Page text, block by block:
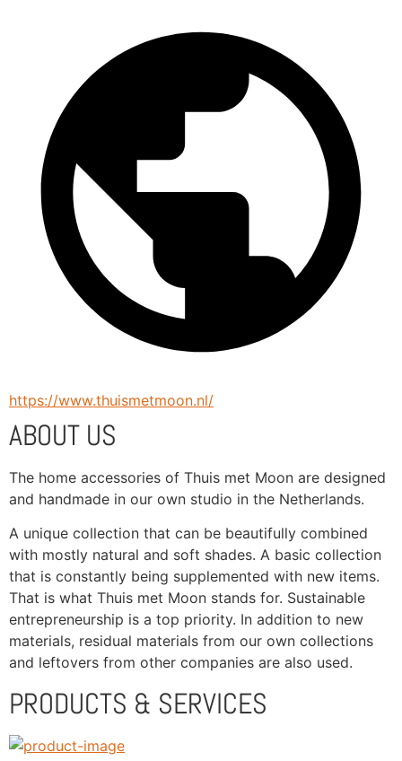
https://www.thuismetmoon.nl/
ABOUT US
The home accessories of Thuis met Moon are designed
and handmade in our own studio in the Netherlands.
A unique collection that can be beautifully combined
with mostly natural and soft shades. A basic collection
that is constantly being supplemented with new items.
That is what Thuis met Moon stands for. Sustainable
entrepreneurship is a top priority. In addition to new
materials, residual materials from our own collections
and leftovers from other companies are also used.
PRODUCTS & SERVICES